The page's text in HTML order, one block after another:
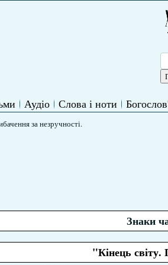
Аудіо Слова і ноти
за незручності.
Знаки
"Кінець